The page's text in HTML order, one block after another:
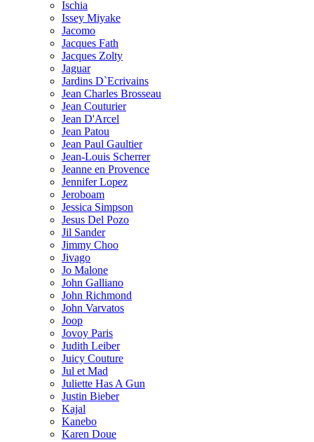
Ischia
Issey Miyake
Jacomo
Jacques Fath
Jacques Zolty
Jaguar
Jardins D`Ecrivains
Jean Charles Brosseau
Jean Couturier
Jean D'Arcel
Jean Patou
Jean Paul Gaultier
Jean-Louis Scherrer
Jeanne en Provence
Jennifer Lopez
Jeroboam
Jessica Simpson
Jesus Del Pozo
Jil Sander
Jimmy Choo
Jivago
Jo Malone
John Galliano
John Richmond
John Varvatos
Joop
Jovoy Paris
Judith Leiber
Juicy Couture
Jul et Mad
Juliette Has A Gun
Justin Bieber
Kajal
Kanebo
Karen Doue